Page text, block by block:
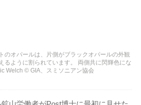
のオパールは、片側がブラックオパールの外観
るように割られています。 両側共に閃輝色にな
Welch © GIA、スミソニアン協会